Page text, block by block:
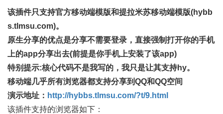
该插件只支持官方移动端模版和提拉米苏移动端模版(hybb
s.tlmsu.com)。
原生分享的优点是分享不需要登录，直接强制打开你的手机
上的app分享出去(前提是你手机上安装了该app)
特别提示:核心代码不是我写的，我只是让其支持hy。
移动端几乎所有浏览器都支持分享到QQ和QQ空间
演示地址： http://hybbs.tlmsu.com/?t/9.html
该插件支持的浏览器如下：